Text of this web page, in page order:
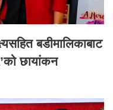
बडीमालिकाबाट
छायांकन